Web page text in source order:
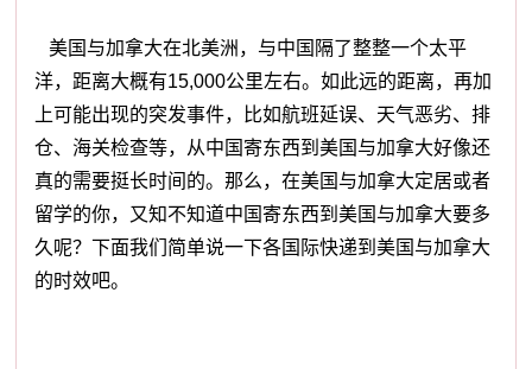
美国与加拿大在北美洲，与中国隔了整整一个太平
洋，距离大概有15,000公里左右。如此远的距离，再加
上可能出现的突发事件，比如航班延误、天气恶劣、排
仓、海关检查等，从中国寄东西到美国与加拿大好像还
真的需要挺长时间的。那么，在美国与加拿大定居或者
留学的你，又知不知道中国寄东西到美国与加拿大要多
久呢？下面我们简单说一下各国际快递到美国与加拿大
的时效吧。